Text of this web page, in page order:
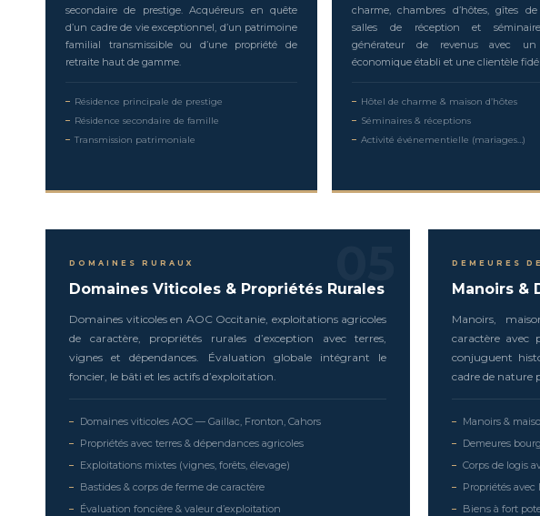
secondaire de prestige. Acquéreurs en quête
d’un cadre de vie exceptionnel, d’un patrimoine
familial transmissible ou d’une propriété de
retraite haut de gamme.
Résidence principale de prestige
Résidence secondaire de famille
Transmission patrimoniale
charme, chambres d’hôtes, gîtes de
salles de réception et
générateur de revenus avec un
économique établi et une clientèle
Hôtel de charme & maison d’hôtes
Séminaires & réceptions
Activité événementielle (mariages…)
DOMAINES RURAUX
Domaines Viticoles & Propriétés Rurales
Domaines viticoles en AOC Occitanie, exploitations agricoles
de caractère, propriétés rurales d’exception avec terres,
vignes et dépendances. Évaluation globale intégrant le
foncier, le bâti et les actifs d’exploitation.
Domaines viticoles AOC — Gaillac, Fronton, Cahors
Propriétés avec terres & dépendances agricoles
Exploitations mixtes (vignes, forêts, élevage)
Bastides & corps de ferme de caractère
Évaluation foncière & valeur d’exploitation
DEMEURES
Manoirs &
Manoirs,
caractère avec
conjuguent
cadre de nature
Manoirs &
Demeures
Corps de logis
Propriétés
Biens à fort